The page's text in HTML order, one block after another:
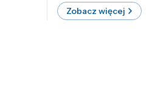
Zobacz więcej